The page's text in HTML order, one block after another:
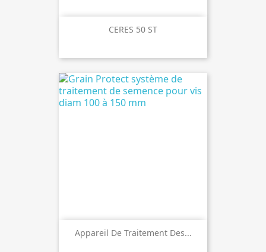
CERES 50 ST
Appareil De Traitement Des...